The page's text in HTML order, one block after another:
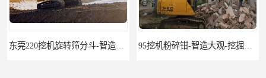
东莞220挖机旋转筛分斗-智造大观报价-旋转筛沙斗筛沙机 95挖机粉碎钳-智造大观-挖掘机钢筋分离钳